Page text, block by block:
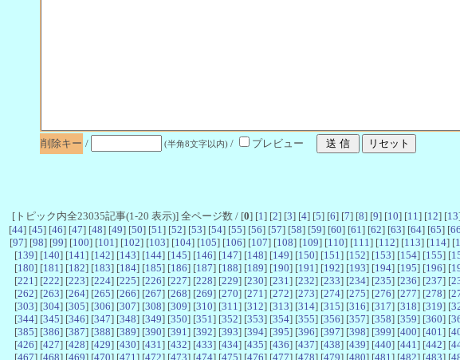
削除キー / (半角8文字以内) / プレビュー
[トピック内全23035記事(1-20 表示)] 全ページ数 / [0] [1 ] [2] [3] [4] [5] [6] [7] [8] [9] [10] [11 ] [12] [13
[44] [45] [46] [47] [48] [49] [50] [51 ] [52] [53] [54] [55] [56] [57] [58] [59] [60] [61 ] [62] [63] [64] [65] [66
[97] [98] [99] [100] [101 ] [102] [103] [104] [105] [106] [107] [108] [109] [110] [111 ] [112] [113] [114] [
[139] [140] [141 ] [142] [143] [144] [145] [146] [147] [148] [149] [150] [151 ] [152] [153] [154] [155] [
[180] [181 ] [182] [183] [184] [185] [186] [187] [188] [189] [190] [191 ] [192] [193] [194] [195] [196] [
[221 ] [222] [223] [224] [225] [226] [227] [228] [229] [230] [231 ] [232] [233] [234] [235] [236] [237] [
[262] [263] [264] [265] [266] [267] [268] [269] [270] [271 ] [272] [273] [274] [275] [276] [277] [278] [
[303] [304] [305] [306] [307] [308] [309] [310] [311 ] [312] [313] [314] [315] [316] [317] [318] [319] [
[344] [345] [346] [347] [348] [349] [350] [351 ] [352] [353] [354] [355] [356] [357] [358] [359] [360] [
[385] [386] [387] [388] [389] [390] [391 ] [392] [393] [394] [395] [396] [397] [398] [399] [400] [401 ] [
[426] [427] [428] [429] [430] [431 ] [432] [433] [434] [435] [436] [437] [438] [439] [440] [441 ] [442] [
[467] [468] [469] [470] [471 ] [472] [473] [474] [475] [476] [477] [478] [479] [480] [481 ] [482] [483] [